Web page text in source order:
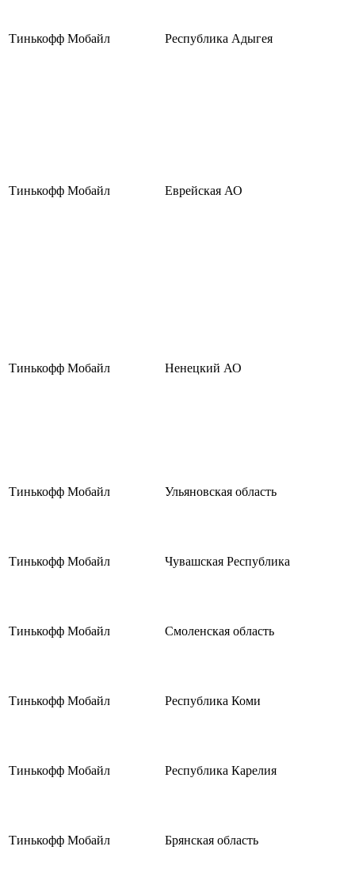
Тинькофф Мобайл Республика Адыгея
Тинькофф Мобайл Еврейская АО
Тинькофф Мобайл Ненецкий АО
Тинькофф Мобайл Ульяновская область
Тинькофф Мобайл Чувашская Республика
Тинькофф Мобайл Смоленская область
Тинькофф Мобайл Республика Коми
Тинькофф Мобайл Республика Карелия
Тинькофф Мобайл Брянская область